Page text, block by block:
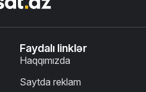
Faydalı linklər
Haqqımızda
Saytda reklam